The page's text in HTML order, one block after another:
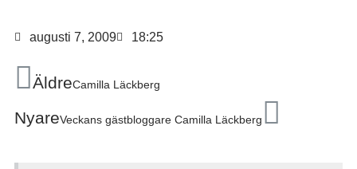
augusti 7, 2009 18:25
ÄldreCamilla Läckberg
NyareVeckans gästbloggare Camilla Läckberg